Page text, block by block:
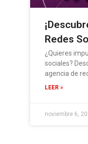
Redes
¿Quieres
sociales?
agencia de
LEER »
noviembre 6,